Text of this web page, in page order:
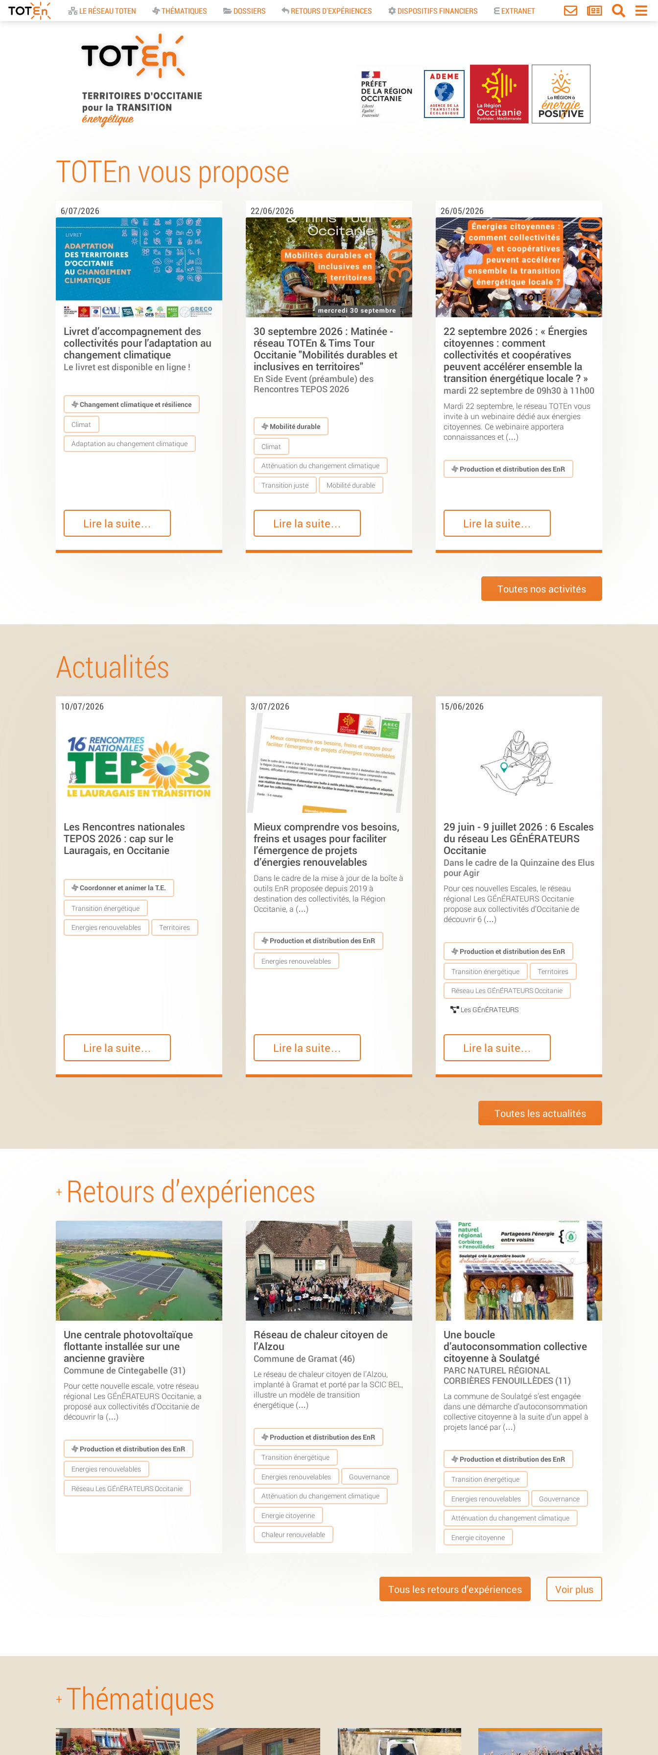
Accueil
LE RÉSEAU TOTEN THÉMATIQUES DOSSIERS RETOURS D'EXPÉRIENCES DISPOSITIFS FINANCIERS EXTRANET
Territoires d’Occitanie
pour la Transition
Energétique
TOTEn vous propose
6/07/2026
Livret d’accompagnement des
collectivités pour l’adaptation au
changement climatique
Le livret est disponible en ligne !
Changement climatique et résilience
Climat
Adaptation au changement climatique
Lire la suite…
22/06/2026
30 septembre 2026 : Matinée -
réseau TOTEn & Tims Tour
Occitanie "Mobilités durables et
inclusives en territoires"
En Side Event (préambule) des
Rencontres TEPOS 2026
Mobilité durable
Climat
Atténuation du changement climatique
Transition juste Mobilité durable
Lire la suite…
26/05/2026
22 septembre 2026 : « Énergies
citoyennes : comment
collectivités et coopératives
peuvent accélérer ensemble la
transition énergétique locale ? »
mardi 22 septembre de 09h30 à 11h00
Mardi 22 septembre, le réseau TOTEn vous
invite à un webinaire dédié aux énergies
citoyennes. Ce webinaire apportera
connaissances et (…)
Production et distribution des EnR
Lire la suite…
Toutes nos activités
Actualités
10/07/2026
Les Rencontres nationales
TEPOS 2026 : cap sur le
Lauragais, en Occitanie
Coordonner et animer la T.E.
Transition énergétique
Energies renouvelables Territoires
Lire la suite…
3/07/2026
Mieux comprendre vos besoins,
freins et usages pour faciliter
l’émergence de projets
d’énergies renouvelables
Dans le cadre de la mise à jour de la boîte à
outils EnR proposée depuis 2019 à
destination des collectivités, la Région
Occitanie, a (…)
Production et distribution des EnR
Energies renouvelables
Lire la suite…
15/06/2026
29 juin - 9 juillet 2026 : 6 Escales
du réseau Les GÉnÉRATEURS
Occitanie
Dans le cadre de la Quinzaine des Elus
pour Agir
Pour ces nouvelles Escales, le réseau
régional Les GÉnÉRATEURS Occitanie
propose aux collectivités d’Occitanie de
découvrir 6 (…)
Production et distribution des EnR
Transition énergétique Territoires
Réseau Les GÉnÉRATEURS Occitanie
Les GÉnÉRATEURS
Lire la suite…
Toutes les actualités
+ Retours d’expériences
Une centrale photovoltaïque
flottante installée sur une
ancienne gravière
Commune de Cintegabelle (31)
Pour cette nouvelle escale, votre réseau
régional Les GÉnÉRATEURS Occitanie, a
proposé aux collectivités d’Occitanie de
découvrir la (…)
Production et distribution des EnR
Energies renouvelables
Réseau Les GÉnÉRATEURS Occitanie
Réseau de chaleur citoyen de
l’Alzou
Commune de Gramat (46)
Le réseau de chaleur citoyen de l’Alzou,
implanté à Gramat et porté par la SCIC BEL,
illustre un modèle de transition
énergétique (…)
Production et distribution des EnR
Transition énergétique
Energies renouvelables Gouvernance
Atténuation du changement climatique
Energie citoyenne
Chaleur renouvelable
Une boucle
d’autoconsommation collective
citoyenne à Soulatgé
PARC NATUREL RÉGIONAL
CORBIÈRES FENOUILLÈDES (11)
La commune de Soulatgé s’est engagée
dans une démarche d’autoconsommation
collective citoyenne à la suite d’un appel à
projets lancé par (…)
Production et distribution des EnR
Transition énergétique
Energies renouvelables Gouvernance
Atténuation du changement climatique
Energie citoyenne
Tous les retours d’expériences Voir plus
+ Thématiques